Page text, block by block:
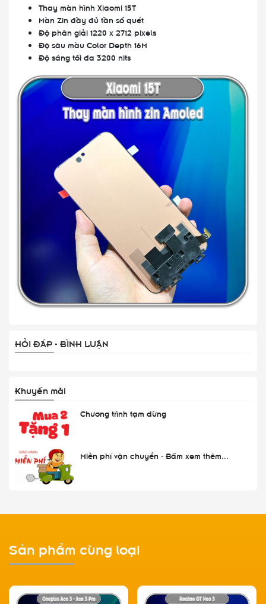
Thay màn hình Xiaomi 15T
Màn Zin đầy đủ tần số quét
Độ phân giải 1220 x 2712 pixels
Độ sâu màu Color Depth 16M
Độ sáng tối đa 3200 nits
HỎI ĐÁP - BÌNH LUẬN
Khuyến mãi
Chương trình tạm dừng
Miễn phí vận chuyển - Bấm xem thêm...
Sản phẩm cùng loại